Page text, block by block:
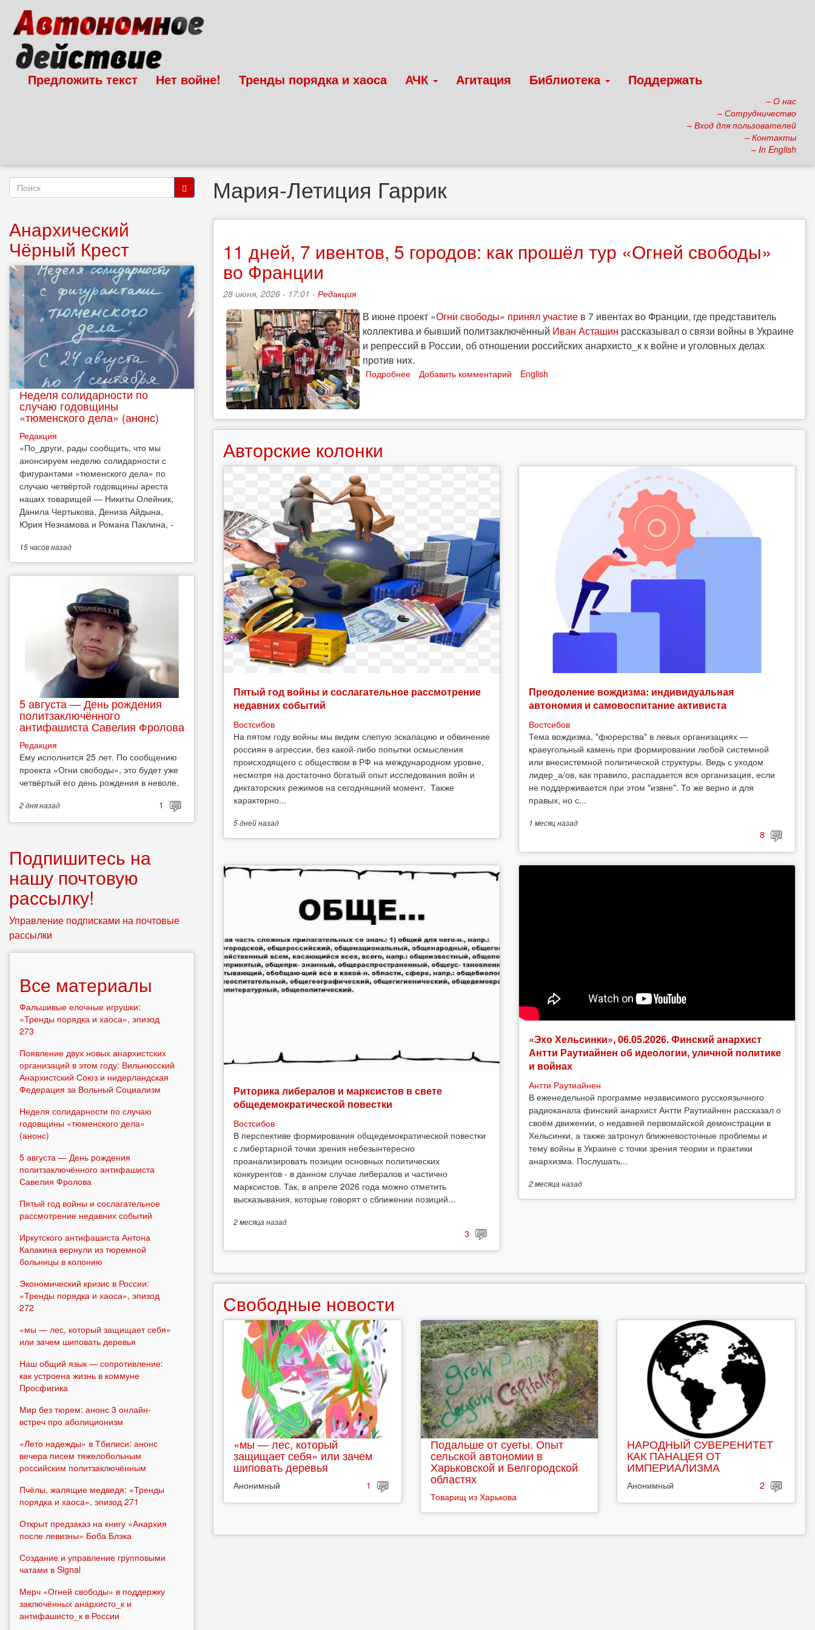
основному
содержанию
Предложить текст Нет войне! Тренды порядка и хаоса АЧК Агитация Библиотека Поддержать
– О нас
– Сотрудничество
– Вход для пользователей
– Контакты
– In English
Мария-Летиция Гаррик
11 дней, 7 ивентов, 5 городов: как прошёл тур «Огней свободы»
во Франции
28 июня, 2026 - 17:01 - Редакция
В июне проект «Огни свободы» принял участие в 7 ивентах во Франции, где представитель
коллектива и бывший политзаключённый Иван Асташин рассказывал о связи войны в Украине
и репрессий в России, об отношении российских анархисто_к к войне и уголовных делах
против них.
Подробнее
ивентов,
Франции
Добавить комментарий English
Авторские колонки
Пятый год войны и сослагательное рассмотрение
недавних событий
Востсибов
На пятом году войны мы видим слепую эскалацию и обвинение
россиян в агрессии, без какой-либо попытки осмысления
происходящего с обществом в РФ на международном уровне,
несмотря на достаточно богатый опыт исследования войн и
диктаторских режимов на сегодняшний момент. Также
характерно...
5 днейназад
Преодоление вождизма: индивидуальная
автономия и самовоспитание активиста
Востсибов
Тема вождизма, "фюрерства" в левых организациях —
краеугольный камень при формировании любой системной
или внесистемной политической структуры. Ведь с уходом
лидер_а/ов, как правило, распадается вся организация, если
не поддерживается при этом "извне". То же верно и для
правых, но с...
1 месяцназад
8
Риторика либералов и марксистов в свете
общедемократической повестки
Востсибов
В перспективе формирования общедемократической повестки
с либертарной точки зрения небезынтересно
проанализировать позиции основных политических
конкурентов - в данном случае либералов и частично
марксистов. Так, в апреле 2026 года можно отметить
высказывания, которые говорят о сближении позиций...
2 месяца назад
3
«Эхо Хельсинки», 06.05.2026. Финский анархист
Антти Раутиайнен об идеологии, уличной политике
и войнах
Антти Раутиайнен
В еженедельной программе независимого русскоязычного
радиоканала финский анархист Антти Раутиайнен рассказал о
своём движении, о недавней первомайской демонстрации в
Хельсинки, а также затронул ближневосточные проблемы и
тему войны в Украине с точки зрения теории и практики
анархизма. Послушать...
2 месяца назад
Свободные новости
«мы — лес, который
защищает себя» или зачем
шиповать деревья
Анонимный 1
Подальше от суеты. Опыт
сельской автономии в
Харьковской и Белгородской
областях
Товарищ из Харькова
НАРОДНЫЙ СУВЕРЕНИТЕТ
КАК ПАНАЦЕЯ ОТ
ИМПЕРИАЛИЗМА
Анонимный 2
Форма
Анархический
Чёрный Крест
Неделя солидарности по
случаю годовщины
«тюменского дела» (анонс)
Редакция
​«По_други, рады сообщить, что мы
анонсируем неделю солидарности с
фигурантами «тюменского дела» по
случаю четвёртой годовщины ареста
наших товарищей — Никиты Олейник,
Данила Чертыкова, Дениза Айдына,
Юрия Незнамова и Романа Паклина, -
15 часовназад
5 августа — День рождения
политзаключённого
антифашиста Савелия Фролова
Редакция
Ему исполнится 25 лет. По сообщению
проекта «Огни свободы», это будет уже
четвёртый его день рождения в неволе.
2 дняназад 1
Подпишитесь на
нашу почтовую
рассылку!
Управление подписками на почтовые
рассылки
Все материалы
Фальшивые елочные игрушки:
«Тренды порядка и хаоса», эпизод
273
Появление двух новых анархистских
организаций в этом году: Вильнюсский
Анархистский Союз и нидерландская
Федерация за Вольный Социализм
Неделя солидарности по случаю
годовщины «тюменского дела»
(анонс)
5 августа — День рождения
политзаключённого антифашиста
Савелия Фролова
Пятый год войны и сослагательное
рассмотрение недавних событий
Иркутского антифашиста Антона
Калакина вернули из тюремной
больницы в колонию
Экономический кризис в России:
«Тренды порядка и хаоса», эпизод
272
«мы — лес, который защищает себя»
или зачем шиповать деревья
Наш общий язык — сопротивление:
как устроена жизнь в коммуне
Просфигика
Мир без тюрем: анонс 3 онлайн-
встреч про аболиционизм
«Лето надежды» в Тбилиси: анонс
вечера писем тяжелобольным
российским политзаключённым
Пчёлы, жалящие медведя: «Тренды
порядка и хаоса», эпизод 271
Открыт предзаказ на книгу «Анархия
после левизны» Боба Блэка
Создание и управление групповыми
чатами в Signal
Мерч «Огней свободы» в поддержку
заключённых анархисто_к и
антифашисто_к в России